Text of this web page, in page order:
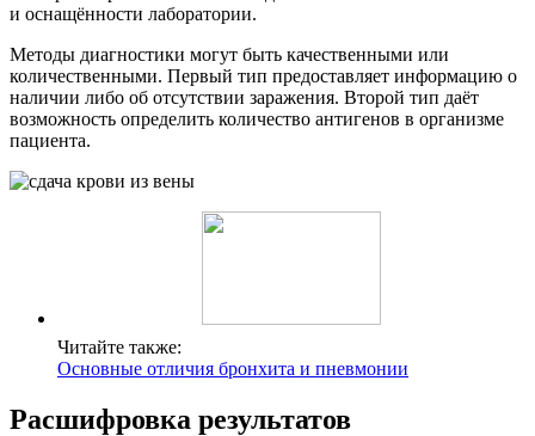
и оснащённости лаборатории.
Методы диагностики могут быть качественными или
количественными. Первый тип предоставляет информацию о
наличии либо об отсутствии заражения. Второй тип даёт
возможность определить количество антигенов в организме
пациента.
Читайте также:
Основные отличия бронхита и пневмонии
Расшифровка результатов